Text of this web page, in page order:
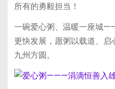
所有的勇毅担当！
一碗爱心粥、温暖一座城
更快发展，愿粥以载道、
九州方圆。